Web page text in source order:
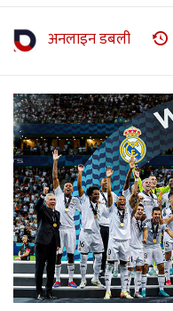
अनलाइन डबली